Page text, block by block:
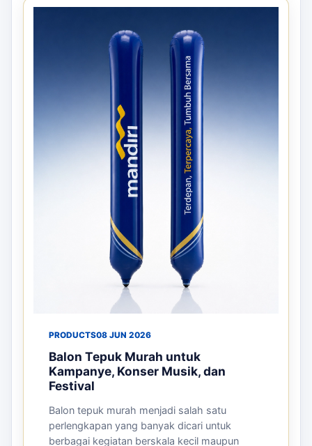
PRODUCTS08 JUN 2026
Balon Tepuk Murah untuk
Kampanye, Konser Musik, dan
Festival
Balon tepuk murah menjadi salah satu
perlengkapan yang banyak dicari untuk
berbagai kegiatan berskala kecil maupun